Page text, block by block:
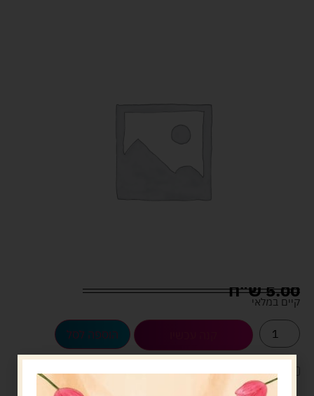
5.00ש"ח
קיים במלאי
הוספה לסל
לארוז את המוצר באריזת מתנה5.00 ש"ח ?